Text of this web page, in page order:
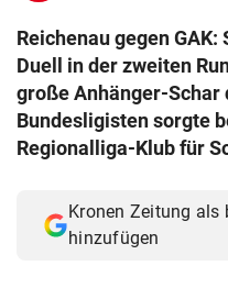
search
eingeben
© Krone Multimedia GmbH
Reichenau gegen
Duell in der zweiten
große Anhänger-Schar
Bundesligisten sorgte
Regionalliga-Klub für
Kronen Zeitung als
hinzufügen